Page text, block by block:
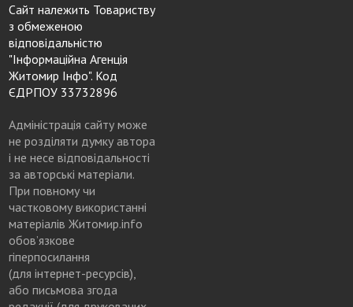
Сайт належить Товариству
з обмеженою
відповідальністю
"Інформаційна Агенція
Житомир Інфо". Код
ЄДРПОУ 33732896
Адміністрація сайту може
не розділяти думку автора
і не несе відповідальності
за авторські матеріали.
При повному чи
частковому використанні
матеріалів Житомир.info
обов’язкове
гіперпосилання
(для інтернет-ресурсів),
або письмова згода